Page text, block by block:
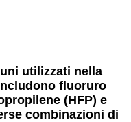
utilizzati nella
fluoruro
(HFP) e
combinazioni di